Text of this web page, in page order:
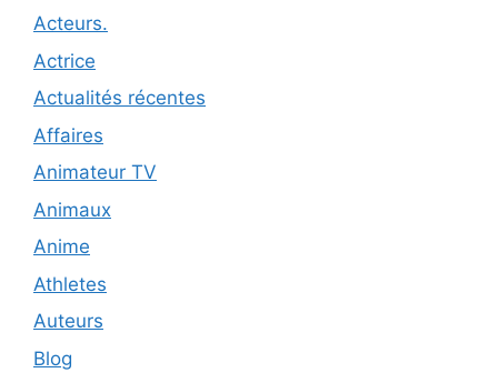
Acteurs.
Actrice
Actualités récentes
Affaires
Animateur TV
Animaux
Anime
Athletes
Auteurs
Blog